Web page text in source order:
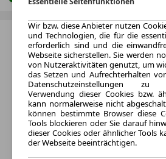
Wir bzw. diese Anbieter nutzen
und Technologien, die für die
erforderlich sind und die
Webseite sicherstellen. Sie werden
von Nutzeraktivitäten genutzt, um
das Setzen und Aufrechterhalten
Datenschutzeinstellungen
Verwendung dieser Cookies bzw.
kann normalerweise nicht
können bestimmte Browser diese
Tools blockieren oder Sie darauf
dieser Cookies oder ähnlicher Tools
der Webseite beeinträchtigen.